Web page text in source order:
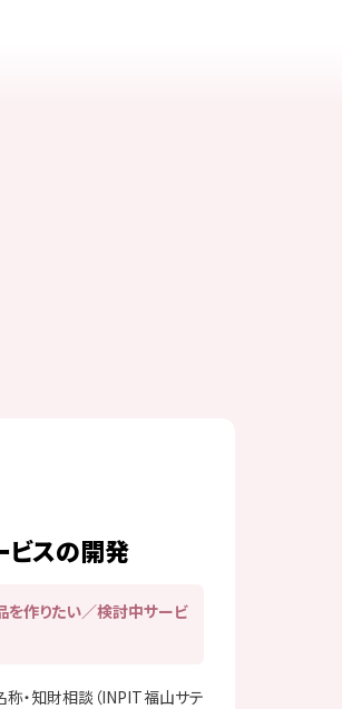
ビスの開発
作りたい／検討中サービ
称・知財相談（INPIT福山サテ